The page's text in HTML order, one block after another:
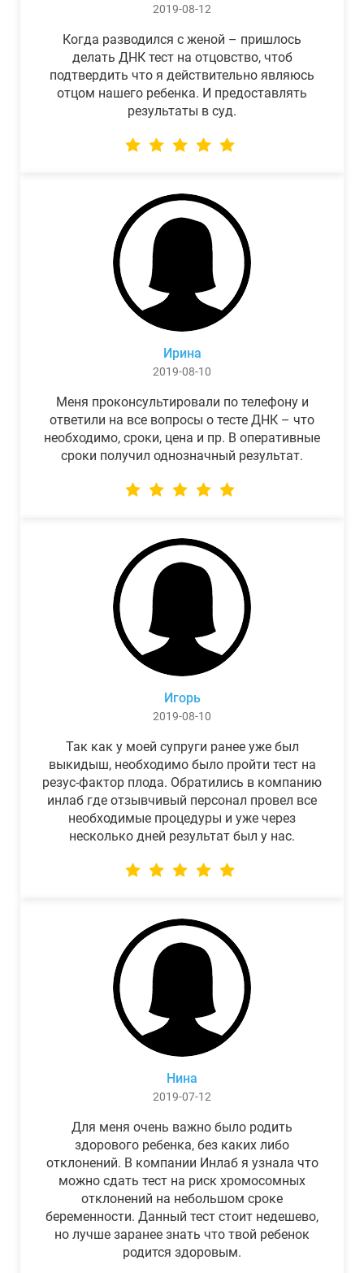
2019-08-12
Когда разводился с женой – пришлось
делать ДНК тест на отцовство, чтоб
подтвердить что я действительно являюсь
отцом нашего ребенка. И предоставлять
результаты в суд.
Ирина
2019-08-10
Меня проконсультировали по телефону и
ответили на все вопросы о тесте ДНК – что
необходимо, сроки, цена и пр. В оперативные
сроки получил однозначный результат.
Игорь
2019-08-10
Так как у моей супруги ранее уже был
выкидыш, необходимо было пройти тест на
резус-фактор плода. Обратились в компанию
инлаб где отзывчивый персонал провел все
необходимые процедуры и уже через
несколько дней результат был у нас.
Нина
2019-07-12
Для меня очень важно было родить
здорового ребенка, без каких либо
отклонений. В компании Инлаб я узнала что
можно сдать тест на риск хромосомных
отклонений на небольшом сроке
беременности. Данный тест стоит недешево,
но лучше заранее знать что твой ребенок
родится здоровым.